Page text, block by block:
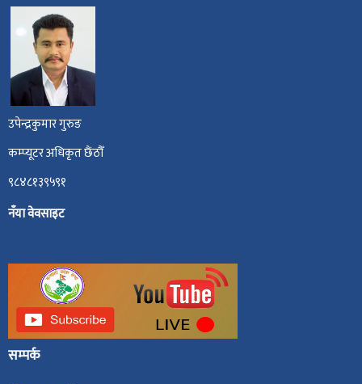
उपेन्द्रकुमार गुरुङ
कम्प्यूटर अधिकृत छैंठौँ
९८४८१३९५९१
नँया वेवसाइट
सम्पर्क